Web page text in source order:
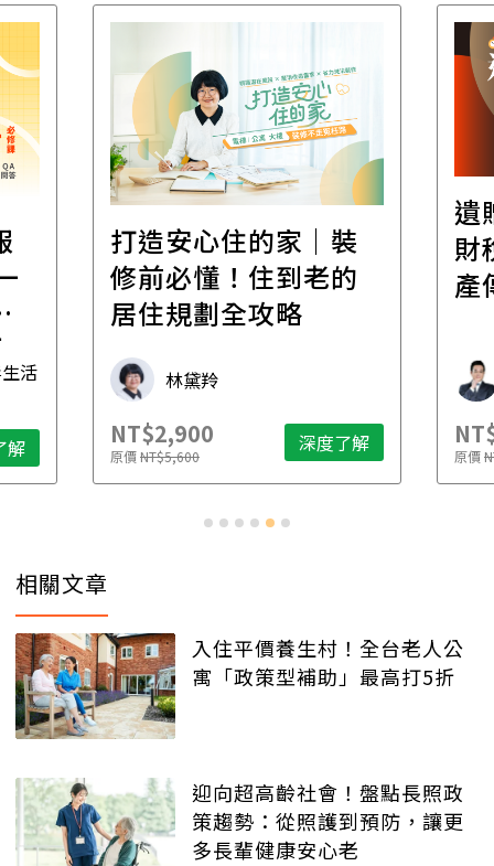
活
解
打造安心住的家｜裝
修前必懂！住到老的
居住規劃全攻略
林黛羚
NT$2,900
原價NT$5,600 深度了解
遺
財
產
原價
相關文章
入住平價養生村！全台老人公
寓「政策型補助」最高打5折
迎向超高齡社會！盤點長照政
策趨勢：從照護到預防，讓更
多長輩健康安心老